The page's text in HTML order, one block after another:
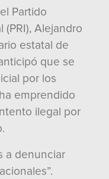
Partido
Alejandro
estatal de
que se
por los
emprendido
ilegal por
a denunciar